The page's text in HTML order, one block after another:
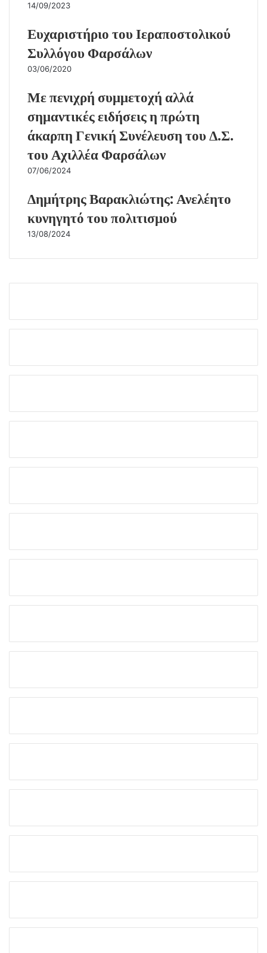
14/09/2023
Ευχαριστήριο του Ιεραποστολικού
Συλλόγου Φαρσάλων
03/06/2020
Με πενιχρή συμμετοχή αλλά
σημαντικές ειδήσεις η πρώτη
άκαρπη Γενική Συνέλευση του Δ.Σ.
του Αχιλλέα Φαρσάλων
07/06/2024
Δημήτρης Βαρακλιώτης: Ανελέητο
κυνηγητό του πολιτισμού
13/08/2024